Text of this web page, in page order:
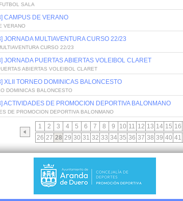
SALA
CAMPUS DE VERANO
VERANO
JORNADA MULTIAVENTURA CURSO 22/23
CURSO 22/23
JORNADA PUERTAS ABIERTAS VOLEIBOL CLARET
ABIERTAS VOLEIBOL CLARET
XLII TORNEO DOMINICAS BALONCESTO
DOMINICAS BALONCESTO
ACTIVIDADES DE PROMOCION DEPORTIVA BALONMANO
DE PROMOCION DEPORTIVA BALONMANO
1 2 3 4 5 6 7 8 9 10 11 12 13 14 15 16
26 27 28 29 30 31 32 33 34 35 36 37 38 39 40 41